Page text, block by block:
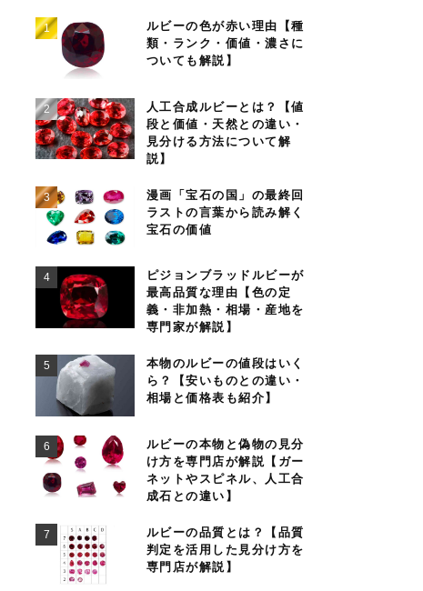
ルビーの色が赤い理由【種
類・ランク・価値・濃さに
ついても解説】
人工合成ルビーとは？【値
段と価値・天然との違い・
見分ける方法について解
説】
漫画「宝石の国」の最終回
ラストの言葉から読み解く
宝石の価値
ピジョンブラッドルビーが
最高品質な理由【色の定
義・非加熱・相場・産地を
専門家が解説】
本物のルビーの値段はいく
ら？【安いものとの違い・
相場と価格表も紹介】
ルビーの本物と偽物の見分
け方を専門店が解説【ガー
ネットやスピネル、人工合
成石との違い】
ルビーの品質とは？【品質
判定を活用した見分け方を
専門店が解説】